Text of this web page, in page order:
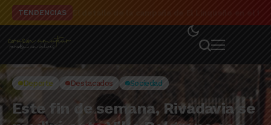
TENDENCIAS
Deporte Destacados Sociedad
Este fin de semana, Rivadavia se